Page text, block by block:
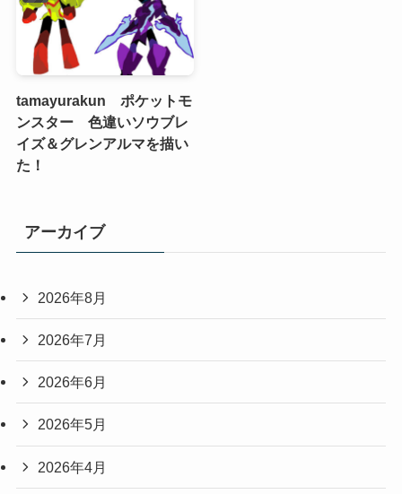
tamayurakun ポケットモ
ンスター 色違いソウブレ
イズ＆グレンアルマを描い
た！
アーカイブ
2026年8月
2026年7月
2026年6月
2026年5月
2026年4月